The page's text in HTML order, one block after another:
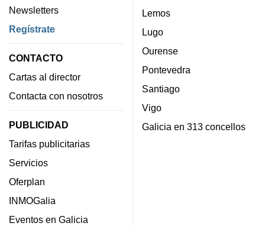
Newsletters
Regístrate
CONTACTO
Cartas al director
Contacta con nosotros
PUBLICIDAD
Tarifas publicitarias
Servicios
Oferplan
INMOGalia
Eventos en Galicia
Lemos
Lugo
Ourense
Pontevedra
Santiago
Vigo
Galicia en 313 concellos